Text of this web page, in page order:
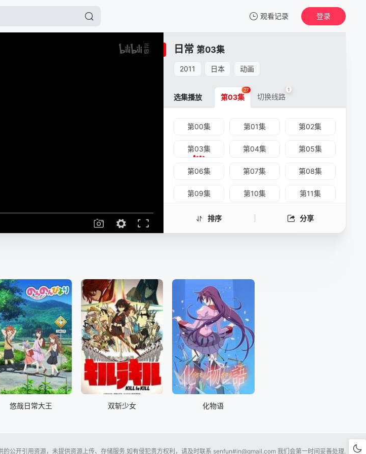
观看记录
我的观影记录
登录
日常 第03集
2011 日本 动画
排序 分享
选集播放 第03集
27
切换线路
1
第00集 第01集 第02集
第03集 第04集 第05集
第06集 第07集 第08集
第09集 第10集 第11集
第12集 第14集
第22集
第24集 第25集
悠哉日常大王 双斩少女 化物语
公开引用资源，未提供资源上传、存储服务.如有侵犯贵方权利，请及时联系 senfun#in@gmail.com 我们会第一时间妥善处理.